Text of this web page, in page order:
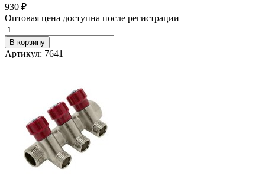
930 ₽
Оптовая цена доступна после регистрации
В корзину
Артикул: 7641